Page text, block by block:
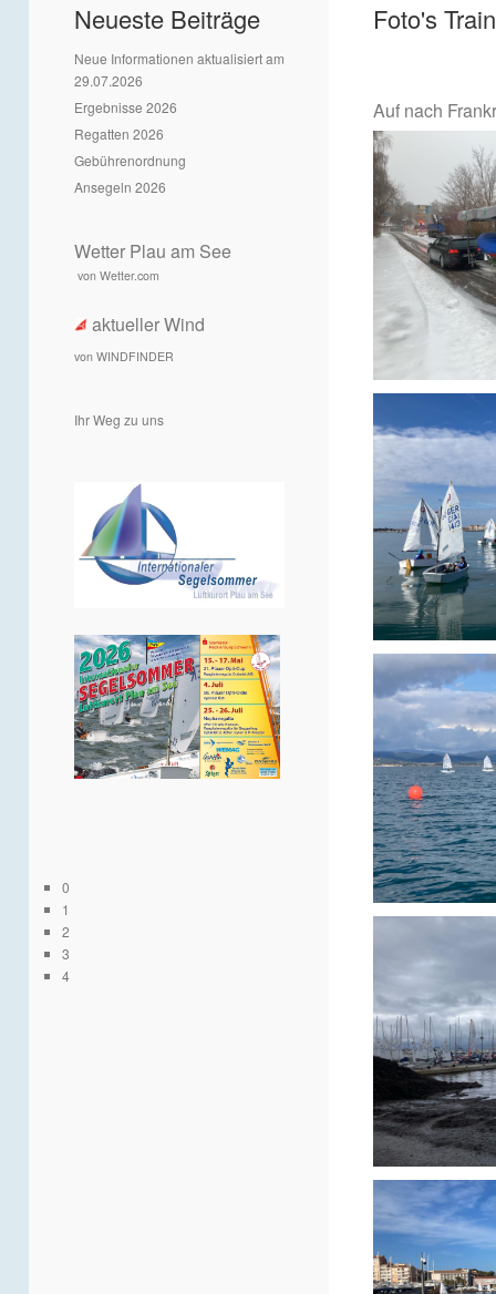
0
1
2
3
4
Neueste Beiträge
Neue Informationen aktualisiert am
29.07.2026
Ergebnisse 2026
Regatten 2026
Gebührenordnung
Ansegeln 2026
Wetter Plau am See
von Wetter.com
aktueller Wind
von WINDFINDER
Ihr Weg zu uns
Foto's
Auf nach